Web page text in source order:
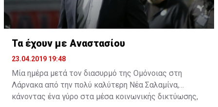
Τα έχουν με Αναστασίου
23.04.2019 19:48
Μία ημέρα μετά τον διασυρμό της Ομόνοιας στη
Λάρνακα από την πολύ καλύτερη Νέα Σαλαμίνα,
κάνοντας ένα γύρο στα μέσα κοινωνικής δικτύωσης,